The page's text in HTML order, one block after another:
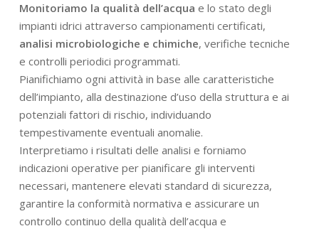
Monitoriamo la qualità dell’acqua e lo stato degli
impianti idrici attraverso campionamenti certificati,
analisi microbiologiche e chimiche, verifiche tecniche
e controlli periodici programmati.
Pianifichiamo ogni attività in base alle caratteristiche
dell’impianto, alla destinazione d’uso della struttura e ai
potenziali fattori di rischio, individuando
tempestivamente eventuali anomalie.
Interpretiamo i risultati delle analisi e forniamo
indicazioni operative per pianificare gli interventi
necessari, mantenere elevati standard di sicurezza,
garantire la conformità normativa e assicurare un
controllo continuo della qualità dell’acqua e